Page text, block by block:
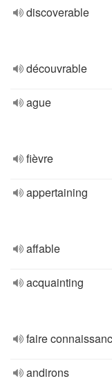
discoverable
découvrable
ague
fièvre
appertaining
affable
acquainting
faire
andirons